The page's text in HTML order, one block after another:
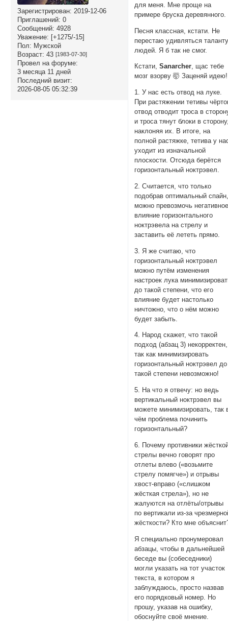
Зарегистрирован: 2019-12-06
Приглашений: 0
Сообщений: 4928
Уважение: [+1275/-15]
Пол: Мужской
Возраст: 43 [1983-07-30]
Провел на форуме:
3 месяца 11 дней
Последний визит:
2026-08-05 05:32:39
для меня. Мне проще на
примере бруска деревянного.
Песня классная, кстати. Не
перестаю удивляться
людей. Я б так не смог.
Кстати,Sanarcher, щас тебе
мозг взорву 🤯 Заценяй идею!
1. У нас есть отвод на луке.
При растяжении тетивы
отвод отводит троса в
и троса тянут блоки в
наклоняя их. В итоге, на
полной растяжке, тетива у
уходит из изначальной
плоскости. Отсюда берётся
горизонтальный ноктрэвел.
2. Считается, что только
подобрав оптимальный
можно превозмочь
влияние горизонтального
ноктрэвела на стрелу и
заставить её лететь прямо.
3. Я же считаю, что
горизонтальный ноктрэвел
можно путём изменения
настроек лука
до такой степени, что его
влияние будет настолько
ничтожно, что о нём можно
будет забыть.
4. Народ скажет, что такой
подход (абзац 3) некорректен,
так как минимизировать
горизонтальный ноктрэвел до
такой степени невозможно!
5. На что я отвечу: но ведь
вертикальный ноктрэвел вы
можете минимизировать, так
чём проблема починить
горизонтальный?
6. Почему противники
стрелы вечно говорят про
отлеты влево («возьмите
стрелу помягче») и отрывы
хвост-вправо («слишком
жёсткая стрела»), но не
жалуются на отлёты/отрывы
по вертикали из-за
жёсткости? Кто мне
Я специально пронумеровал
абзацы, чтобы в дальнейшей
беседе вы (собеседники)
могли указать на тот участок
текста, в котором я
заблуждаюсь, просто назвав
его порядковый номер. Но
прошу, указав на ошибку,
обоснуйте своё мнение.